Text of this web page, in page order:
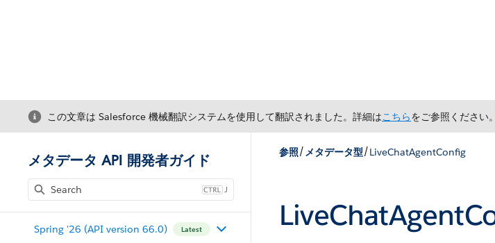
この文章は Salesforce 機械翻訳システムを使用して翻訳されました。詳細はこちらをご参照ください。
メタデータ API 開発者ガイド
J
Spring '26 (API version 66.0) Latest
参照/ メタデータ型/LiveChatAgentConfig